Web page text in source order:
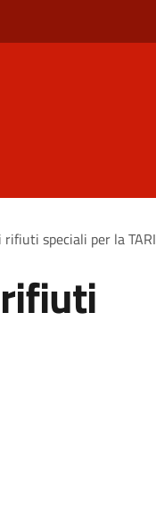
speciali per la TARI